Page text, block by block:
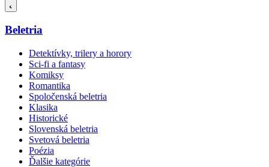
Beletria
Detektívky, trilery a horory
Sci-fi a fantasy
Komiksy
Romantika
Spoločenská beletria
Klasika
Historické
Slovenská beletria
Svetová beletria
Poézia
Ďalšie kategórie